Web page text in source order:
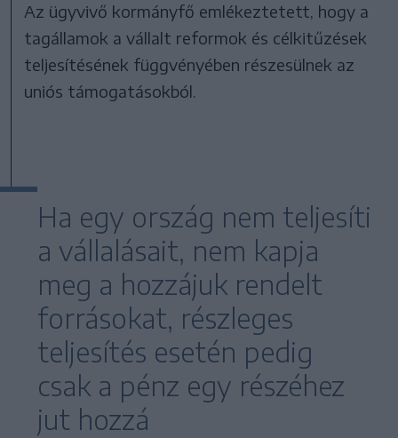
Az ügyvivő kormányfő emlékeztetett, hogy a
tagállamok a vállalt reformok és célkitűzések
teljesítésének függvényében részesülnek az
uniós támogatásokból.
Ha egy ország nem teljesíti
a vállalásait, nem kapja
meg a hozzájuk rendelt
forrásokat, részleges
teljesítés esetén pedig
csak a pénz egy részéhez
jut hozzá